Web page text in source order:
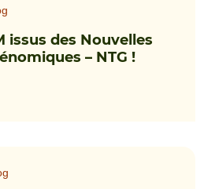
issus des Nouvelles
– NTG !